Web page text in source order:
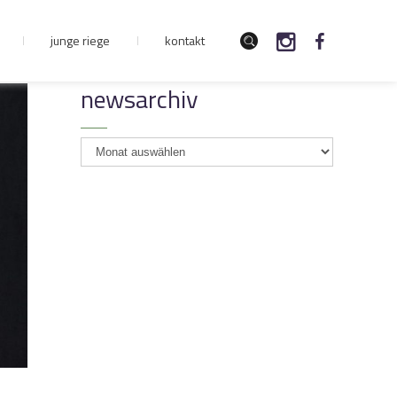
junge riege kontakt
newsarchiv
newsarchiv